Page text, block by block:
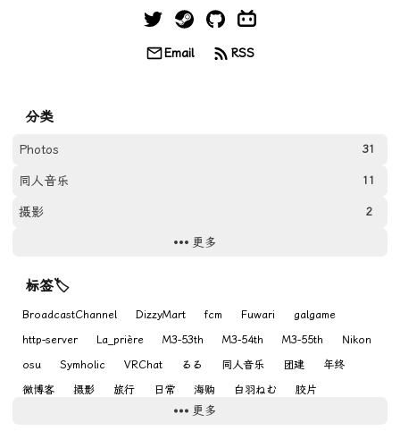
Email RSS
分类
Photos 31
同人音乐 11
摄影 2
游戏
更多
标签🏷
BroadcastChannel DizzyMart fcm Fuwari
galgame
http-server
La_prière M3-53th M3-54th M3-55th
Nikon
osu
Symholic VRChat るる 同人音乐 团建
年终
微博客
摄影 旅行 日常 海购 白羽ねむ
胶片
语法
更多